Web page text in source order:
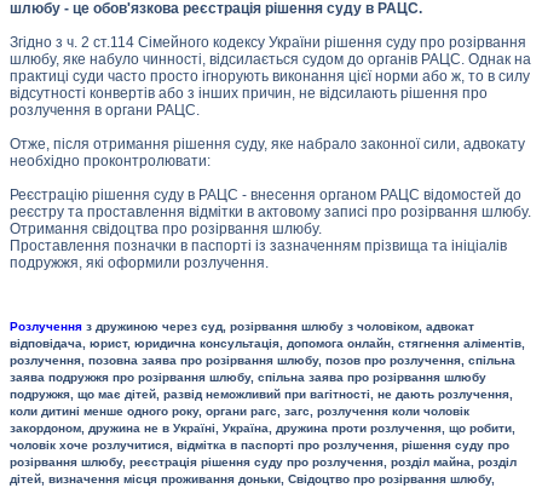
шлюбу - це обов'язкова реєстрація рішення суду в РАЦС.
Згідно з ч. 2 ст.114 Сімейного кодексу України рішення суду про розірвання
шлюбу, яке набуло чинності, відсилається судом до органів РАЦС. Однак на
практиці суди часто просто ігнорують виконання цієї норми або ж, то в силу
відсутності конвертів або з інших причин, не відсилають рішення про
розлучення в органи РАЦС.
Отже, після отримання рішення суду, яке набрало законної сили, адвокату
необхідно проконтролювати:
Реєстрацію рішення суду в РАЦС - внесення органом РАЦС відомостей до
реєстру та проставлення відмітки в актовому записі про розірвання шлюбу.
Отримання свідоцтва про розірвання шлюбу.
Проставлення позначки в паспорті із зазначенням прізвища та ініціалів
подружжя, які оформили розлучення.
Розлучення з дружиною через суд, розірвання шлюбу з чоловіком, адвокат
відповідача, юрист, юридична консультація, допомога онлайн, стягнення аліментів,
розлучення, позовна заява про розірвання шлюбу, позов про розлучення, спільна
заява подружжя про розірвання шлюбу, спільна заява про розірвання шлюбу
подружжя, що має дітей, развід неможливий при вагітності, не дають розлучення,
коли дитині менше одного року, органи рагс, загс, розлучення коли чоловік
закордоном, дружина не в Україні, Україна, дружина проти розлучення, що робити,
чоловік хоче розлучитися, відмітка в паспорті про розлучення, рішення суду про
розірвання шлюбу, реєстрація рішення суду про розлучення, розділ майна, розділ
дітей, визначення місця проживання доньки, Свідоцтво про розірвання шлюбу,